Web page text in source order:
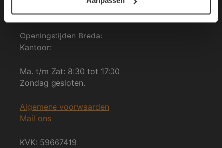
Openingstijden Breda:
Kantoor:
Ma. t/m Zat: 8:30 tot 17:00
Zondag gesloten.
Algemene voorwaarden
Mail ons
KVK: 59667419